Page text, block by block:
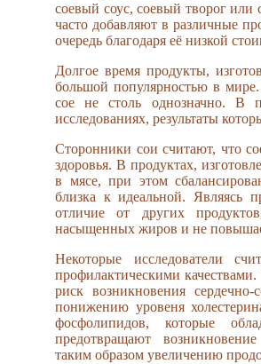
соевый соус, соевый творог
часто добавляют в различные
очередь благодаря её низкой
Долгое время продукты,
большой популярностью в
сое не столь однозначно. В
исследованиях, результаты
Сторонники сои считают, что
здоровья. В продуктах,
в мясе, при этом
близка к идеальной. Являясь
отличие от других
насыщенных жиров и не
Некоторые исследователи
профилактическими
риск возникновения сердечно-
понижению уровеня
фосфолипидов, которые
предотвращают
таким образом увеличению